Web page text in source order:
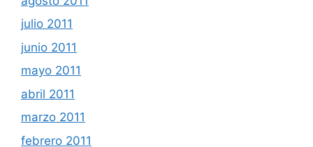
julio 2011
junio 2011
mayo 2011
abril 2011
marzo 2011
febrero 2011